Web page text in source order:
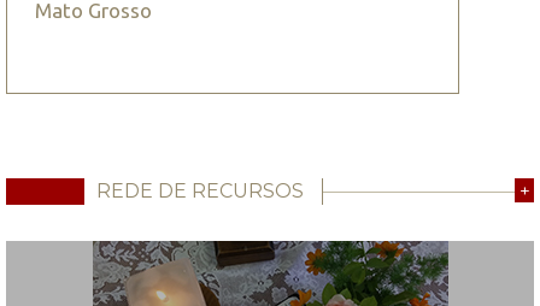
Mato Grosso
REDE DE RECURSOS +